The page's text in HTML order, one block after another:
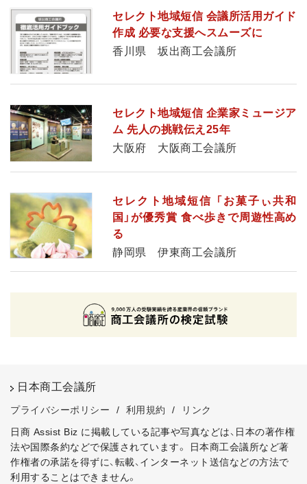
セレクト地域短信 会議所活用ガイド
作成 必要な支援へスムーズに
香川県 坂出商工会議所
セレクト地域短信 企業家ミュージア
ム 先人の挑戦伝え25年
大阪府 大阪商工会議所
セレクト地域短信 「お菓子ぃ共和
国」が優秀賞 食べ歩きで周遊性高め
る
静岡県 伊東商工会議所
日本商工会議所
プライバシーポリシー / 利用規約 /
リンク
日商 Assist Biz に掲載している記事や写真などは、日本の著作権
法や国際条約などで保護されています。
日本商工会議所など著
作権者の承諾を得ずに、転載、インターネット送信などの方法で
利用することはできません。